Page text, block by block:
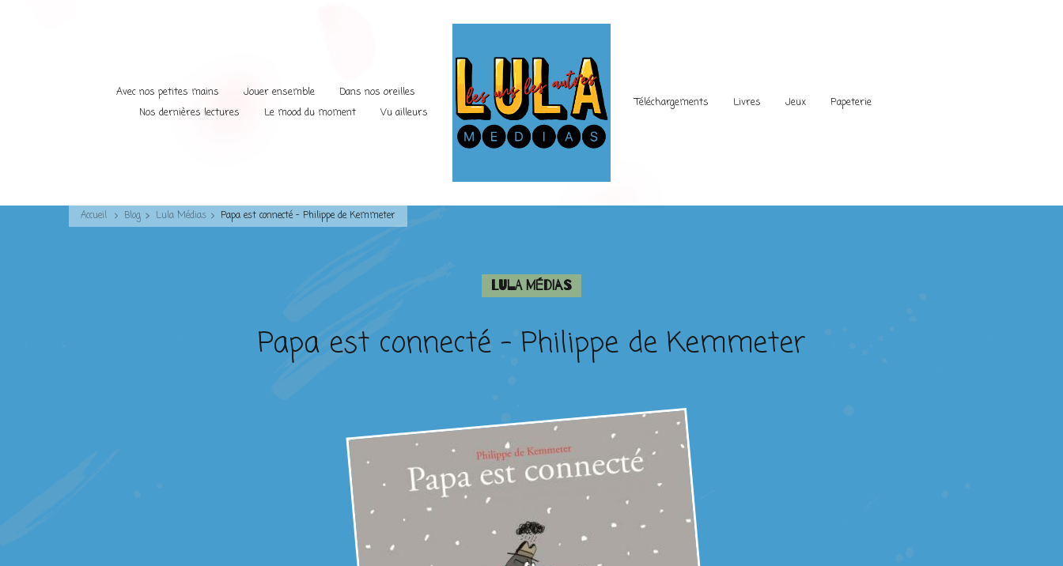
Avec nos petites mains Jouer ensemble
Dans nos oreilles
Nos dernières lectures
Le mood du moment Vu ailleurs
Téléchargements Livres Jeux Papeterie
Accueil Blog Lula Médias Papa est connecté – Philippe de Kemmeter
Lula Médias
Papa est connecté – Philippe de Kemmeter